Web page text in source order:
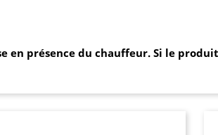
présence du chauffeur. Si le